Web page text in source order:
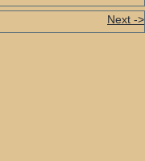
Next ->